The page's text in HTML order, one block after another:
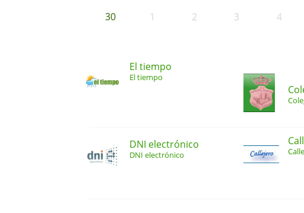
30 1 2 3 4
El tiempo
El tiempo
DNI electrónico
DNI electrónico